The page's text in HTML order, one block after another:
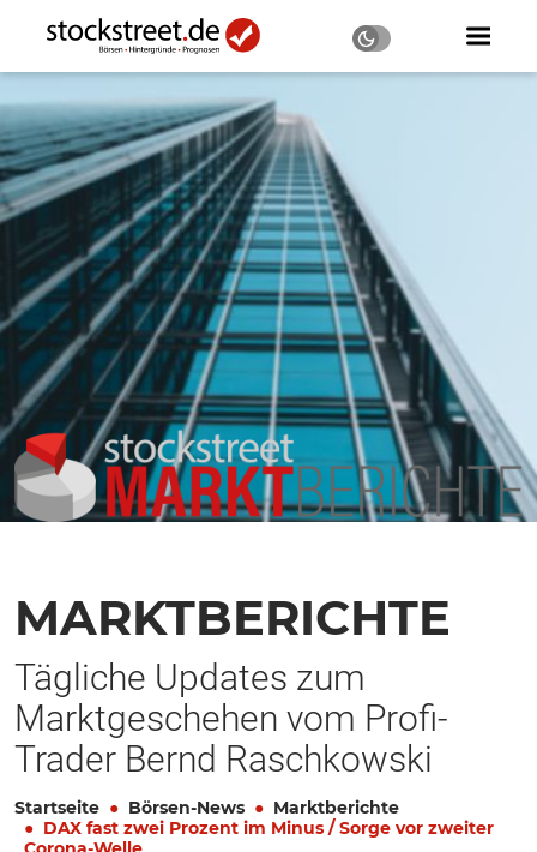
MARKTBERICHTE
Tägliche Updates zum
Marktgeschehen vom Profi-
Trader Bernd Raschkowski
Startseite Börsen-News
Marktberichte
DAX fast zwei Prozent im Minus / Sorge vor zweiter